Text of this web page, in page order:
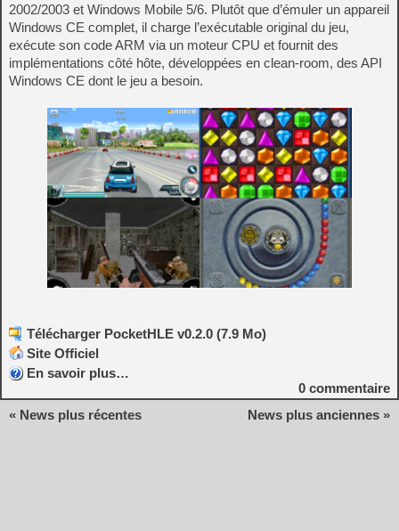
2002/2003 et Windows Mobile 5/6. Plutôt que d’émuler un appareil
Windows CE complet, il charge l’exécutable original du jeu,
exécute son code ARM via un moteur CPU et fournit des
implémentations côté hôte, développées en clean-room, des API
Windows CE dont le jeu a besoin.
Télécharger PocketHLE v0.2.0 (7.9 Mo)
Site Officiel
En savoir plus…
0 commentaire
« News plus récentes
News plus anciennes »